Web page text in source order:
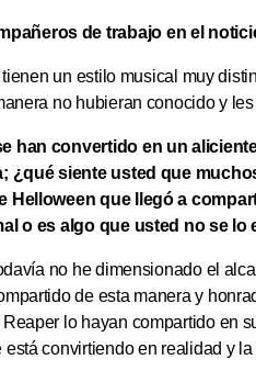
de trabajo en el
un estilo musical muy
no hubieran conocido y
han convertido en un
¿qué siente usted que
Helloween que llegó a
o es algo que usted no se lo
no he dimensionado el
de esta manera y
lo hayan compartido en
convirtiendo en realidad y